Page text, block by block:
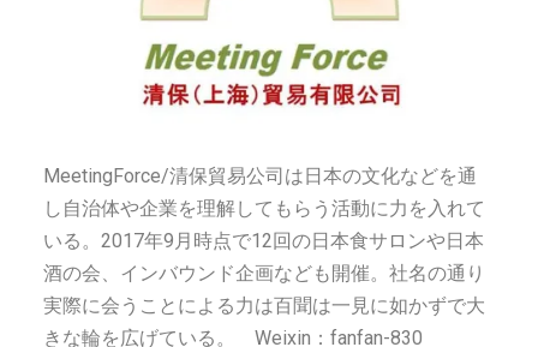
MeetingForce/清保貿易公司は日本の文化などを通
し自治体や企業を理解してもらう活動に力を入れて
いる。2017年9月時点で12回の日本食サロンや日本
酒の会、インバウンド企画なども開催。社名の通り
実際に会うことによる力は百聞は一見に如かずで大
きな輪を広げている。 Weixin：fanfan-830